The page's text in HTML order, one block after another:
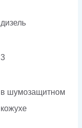
дизель
3
в шумозащитном
кожухе